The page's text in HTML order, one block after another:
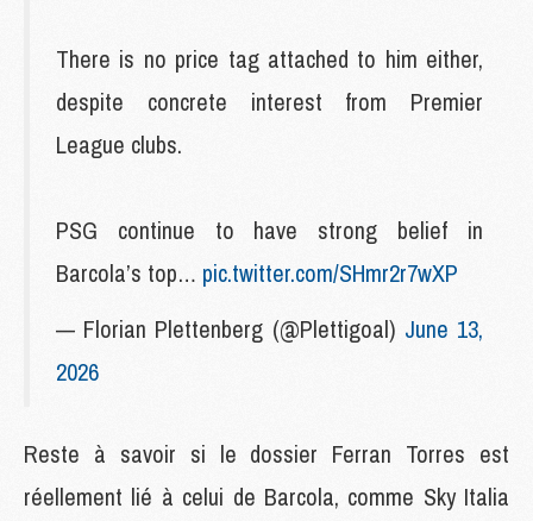
There is no price tag attached to him either,
despite concrete interest from Premier
League clubs.
PSG continue to have strong belief in
Barcola’s top… pic.twitter.com/SHmr2r7wXP
— Florian Plettenberg (@Plettigoal) June 13,
2026
Reste à savoir si le dossier Ferran Torres est
réellement lié à celui de Barcola, comme Sky Italia